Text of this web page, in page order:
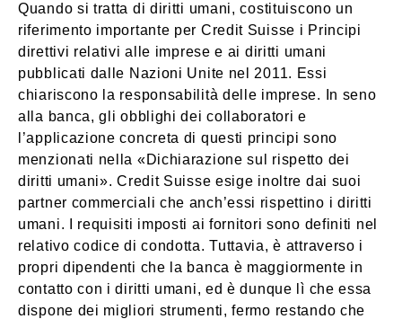
Quando si tratta di diritti umani, costituiscono un
riferimento importante per Credit Suisse i Principi
direttivi relativi alle imprese e ai diritti umani
pubblicati dalle Nazioni Unite nel 2011. Essi
chiariscono la responsabilità delle imprese. In seno
alla banca, gli obblighi dei collaboratori e
l’applicazione concreta di questi principi sono
menzionati nella «Dichiarazione sul rispetto dei
diritti umani». Credit Suisse esige inoltre dai suoi
partner commerciali che anch’essi rispettino i diritti
umani. I requisiti imposti ai fornitori sono definiti nel
relativo codice di condotta. Tuttavia, è attraverso i
propri dipendenti che la banca è maggiormente in
contatto con i diritti umani, ed è dunque lì che essa
dispone dei migliori strumenti, fermo restando che